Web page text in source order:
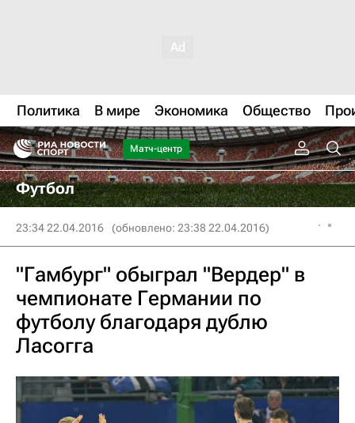
Политика В мире Экономика Общество
Матч-центр
Футбол
23:34 22.04.2016 (обновлено: 23:38 22.04.2016)
"Гамбург" обыграл "Вердер" в
чемпионате Германии по
футболу благодаря дублю
Ласогга